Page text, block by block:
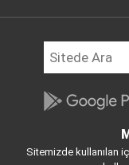
Sitemizde kullanılan